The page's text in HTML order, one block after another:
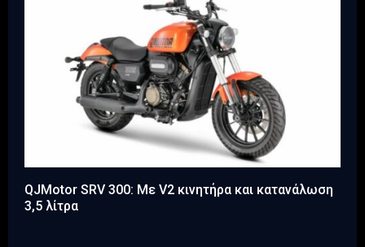
QJMotor SRV 300: Με V2 κινητήρα και κατανάλωση
3,5 λίτρα